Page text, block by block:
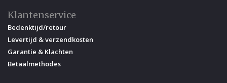
Klantenservice
Bedenktijd/retour
Levertijd & verzendkosten
Garantie & Klachten
Betaalmethodes